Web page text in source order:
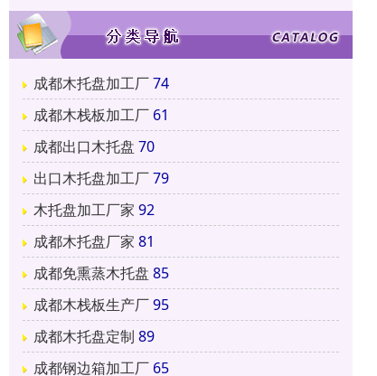
成都木托盘加工厂74
成都木栈板加工厂 61
成都出口木托盘 70
出口木托盘加工厂79
木托盘加工厂家 92
成都木托盘厂家 81
成都免熏蒸木托盘 85
成都木栈板生产厂95
成都木托盘定制 89
成都钢边箱加工厂 65